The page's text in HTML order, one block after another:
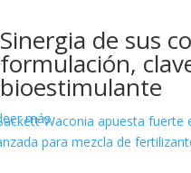
Sinergia de sus
formulación,
bioestimulante
leer más